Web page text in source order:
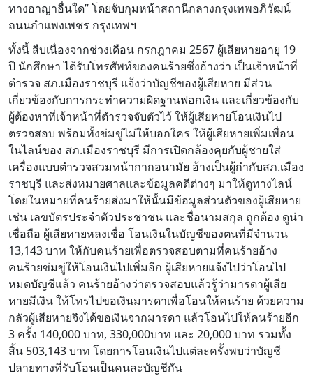
ทางอาญาอื่นใด” โดยจับกุมหน้าสถานีกลางกรุงเทพอภิวัฒน์
ถนนกำแพงเพชร กรุงเทพฯ
ทั้งนี้ สืบเนื่องจากช่วงเดือน กรกฎาคม 2567 ผู้เสียหายอายุ 19
ปี นักศึกษา ได้รับโทรศัพท์ของคนร้ายซึ่งอ้างว่า เป็นเจ้าหน้าที่
ตำรวจ สภ.เมืองราชบุรี แจ้งว่าบัญชีของผู้เสียหาย มีส่วน
เกี่ยวข้องกับการกระทำความผิดฐานฟอกเงิน และเกี่ยวข้องกับ
ผู้ต้องหาที่เจ้าหน้าที่ตำรวจจับตัวไว้ ให้ผู้เสียหายโอนเงินไป
ตรวจสอบ พร้อมทั้งข่มขู่ไม่ให้บอกใคร ให้ผู้เสียหายเพิ่มเพื่อน
ในไลน์ของ สภ.เมืองราชบุรี มีการเปิดกล้องคุยกับผู้ชายใส่
เครื่องแบบตำรวจสวมหน้ากากอนามัย อ้างเป็นผู้กำกับสภ.เมือง
ราชบุรี และส่งหมายศาลและข้อมูลคดีต่างๆ มาให้ดูทางไลน์
โดยในหมายที่คนร้ายส่งมาให้นั้นมีข้อมูลส่วนตัวของผู้เสียหาย
เช่น เลขบัตรประจำตัวประชาชน และชื่อนามสกุล ถูกต้อง ดูน่า
เชื่อถือ ผู้เสียหายหลงเชื่อ โอนเงินในบัญชีของตนที่มีจำนวน
13,143 บาท ให้กับคนร้ายเพื่อตรวจสอบตามที่คนร้ายอ้าง
คนร้ายข่มขู่ให้โอนเงินไปเพิ่มอีก ผู้เสียหายแจ้งไปว่าโอนไป
หมดบัญชีแล้ว คนร้ายอ้างว่าตรวจสอบแล้วรู้ว่ามารดาผู้เสีย
หายมีเงิน ให้โทรไปขอเงินมารดาเพื่อโอนให้คนร้าย ด้วยความ
กลัวผู้เสียหายจึงได้ขอเงินจากมารดา แล้วโอนไปให้คนร้ายอีก
3 ครั้ง 140,000 บาท, 330,000บาท และ 20,000 บาท รวมทั้ง
สิ้น 503,143 บาท โดยการโอนเงินไปแต่ละครั้งพบว่าบัญชี
ปลายทางที่รับโอนเป็นคนละบัญชีกัน